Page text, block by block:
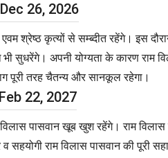
26, 2026
श्रेष्ठ कृत्यों से सम्ब्दीत रहेंगे। इस
सुधरेंगे। अपनी योग्यता के कारण राम
पूरी तरह चैतन्य और सानकूल रहेगा।
22, 2027
पासवान खूब खुश रहेंगे। राम
सहयोगी राम विलास पासवान की पूरी